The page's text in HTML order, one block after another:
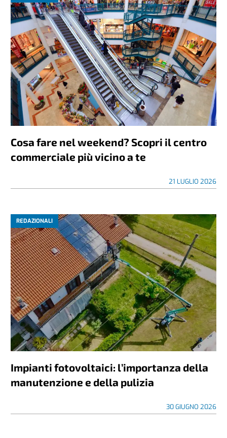
Cosa fare nel weekend? Scopri il centro
commerciale più vicino a te
21 LUGLIO 2026
REDAZIONALI
Impianti fotovoltaici: l’importanza della
manutenzione e della pulizia
30 GIUGNO 2026